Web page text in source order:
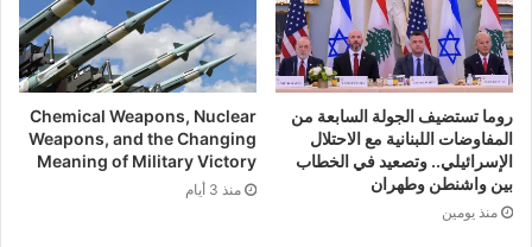
دستورية تشترط قراراً منها لإنهاء عملها، مما يجعل
«فوبيا البعث» حاضرة في كل استحقاق انتخابي،
ومثاراً للانقسام بين من يعدّها حماية للنظام السياسي
ومن يراها أداة لتصفية الخصوم.
روما تستضيف الجولة السابعة من
المفاوضات اللبنانية مع الاحتلال
الإسرائيلي.. وتصعيد في الخطاب
بين واشنطن وطهران
منذ يومين
Chemical Weapons, Nuclear
Weapons, and the Changing
Meaning of Military Victory
منذ 3 أيام